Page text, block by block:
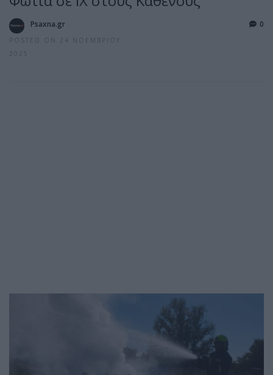
Psaxna.gr
POSTED ON 24 ΝΟΕΜΒΡΊΟΥ
2025
0